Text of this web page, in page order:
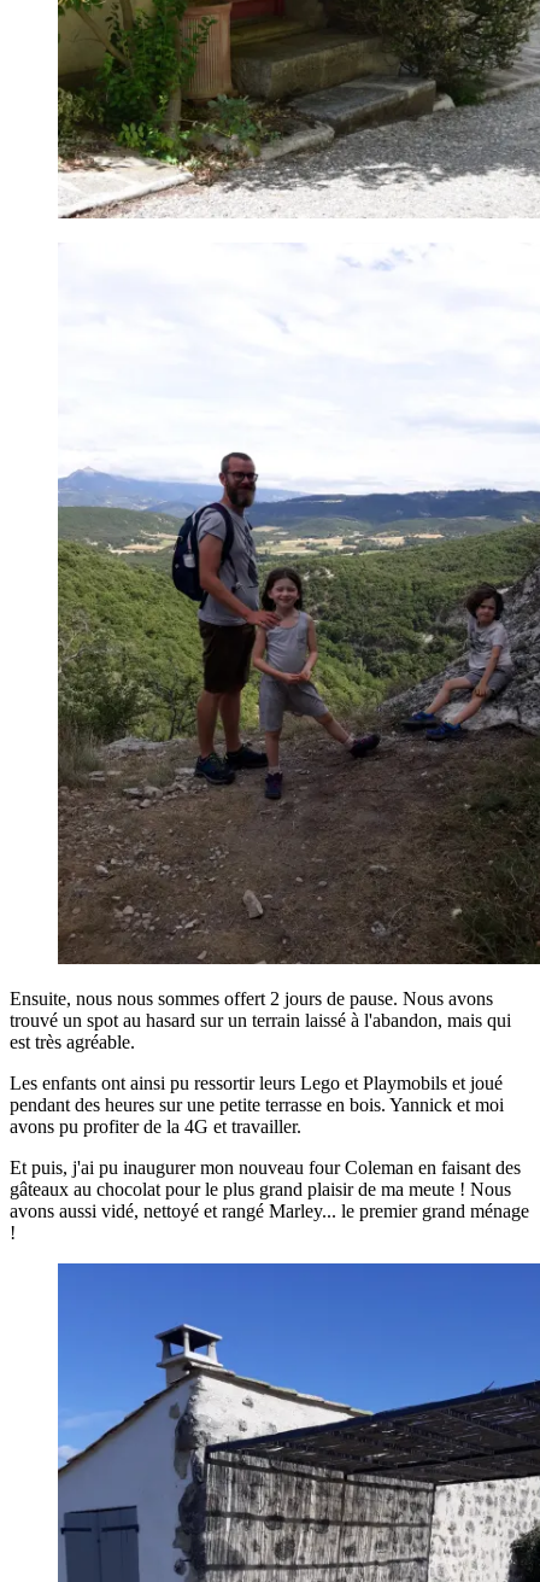
Ensuite, nous nous sommes offert 2 jours de pause. Nous avons
trouvé un spot au hasard sur un terrain laissé à l'abandon, mais qui
est très agréable.
Les enfants ont ainsi pu ressortir leurs Lego et Playmobils et joué
pendant des heures sur une petite terrasse en bois. Yannick et moi
avons pu profiter de la 4G et travailler.
Et puis, j'ai pu inaugurer mon nouveau four Coleman en faisant des
gâteaux au chocolat pour le plus grand plaisir de ma meute ! Nous
avons aussi vidé, nettoyé et rangé Marley... le premier grand ménage
!